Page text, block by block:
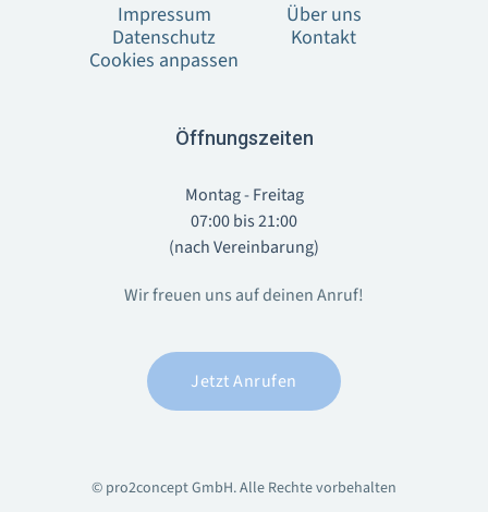
Impressum
Datenschutz
Cookies anpassen
Über uns
Kontakt
Öffnungszeiten
Montag - Freitag
07:00 bis 21:00
(nach Vereinbarung)
Wir freuen uns auf deinen Anruf!
Jetzt Anrufen
© pro2concept GmbH. Alle Rechte vorbehalten